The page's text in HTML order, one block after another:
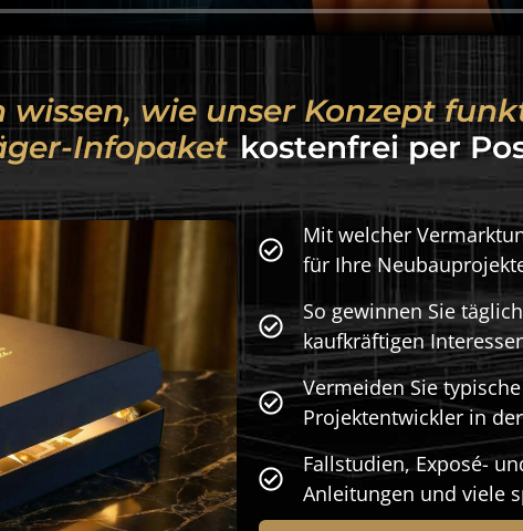
wissen, wie unser Konzept
Bautr kostenfrei per Post
Mit welcher
für Ihre
So gewinnen Sie
kaufkräftigen
Vermeiden Sie
Projektentwickler in
Fallstudien, Exposé-
Anleitungen und viele